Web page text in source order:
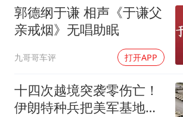
郭德纲于谦 相声《于谦父
亲戒烟》无唱助眠
九哥哥车评 打开APP
十四次越境突袭零伤亡！
伊朗特种兵把美军基地当